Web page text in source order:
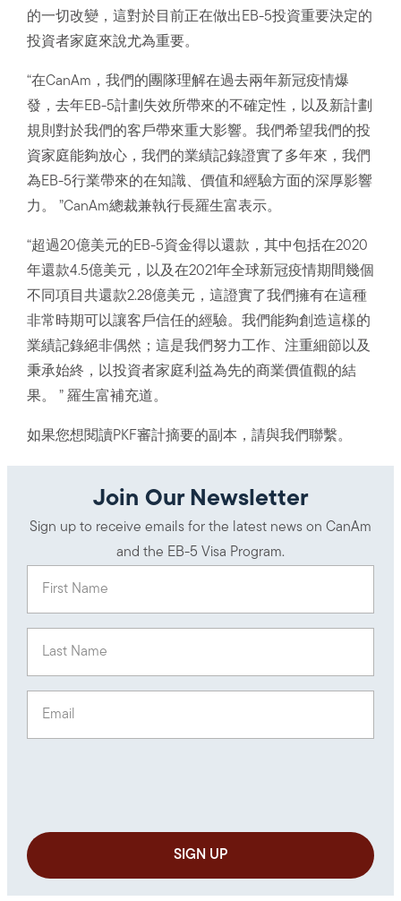
的一切改變，這對於目前正在做出EB-5投資重要決定的
投資者家庭來說尤為重要。
“在CanAm，我們的團隊理解在過去兩年新冠疫情爆
發，去年EB-5計劃失效所帶來的不確定性，以及新計劃
規則對於我們的客戶帶來重大影響。我們希望我們的投
資家庭能夠放心，我們的業績記錄證實了多年來，我們
為EB-5行業帶來的在知識、價值和經驗方面的深厚影響
力。 ”CanAm總裁兼執行長羅生富表示。
“超過20億美元的EB-5資金得以還款，其中包括在2020
年還款4.5億美元，以及在2021年全球新冠疫情期間幾個
不同項目共還款2.28億美元，這證實了我們擁有在這種
非常時期可以讓客戶信任的經驗。我們能夠創造這樣的
業績記錄絕非偶然；這是我們努力工作、注重細節以及
秉承始終，以投資者家庭利益為先的商業價值觀的結
果。 ” 羅生富補充道。
如果您想閱讀PKF審計摘要的副本，請與我們聯繫。
Join Our Newsletter
Sign up to receive emails for the latest news on CanAm
and the EB-5 Visa Program.